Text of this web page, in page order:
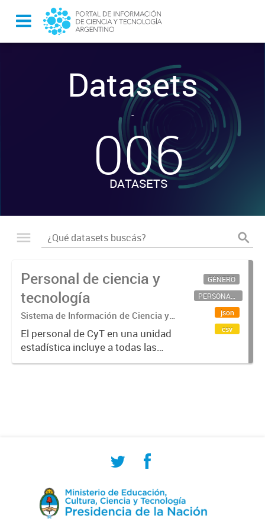
Datasets
-
006
DATASETS
Personal de ciencia y
tecnología
Sistema de Información de Ciencia y
Tecnología Argentino (SICYTAR)
El personal de CyT en una unidad
estadística incluye a todas las
personas involucradas
GÉNERO
PERSONAL CIENTÍFICO-TECNOLÓGICO
json
csv